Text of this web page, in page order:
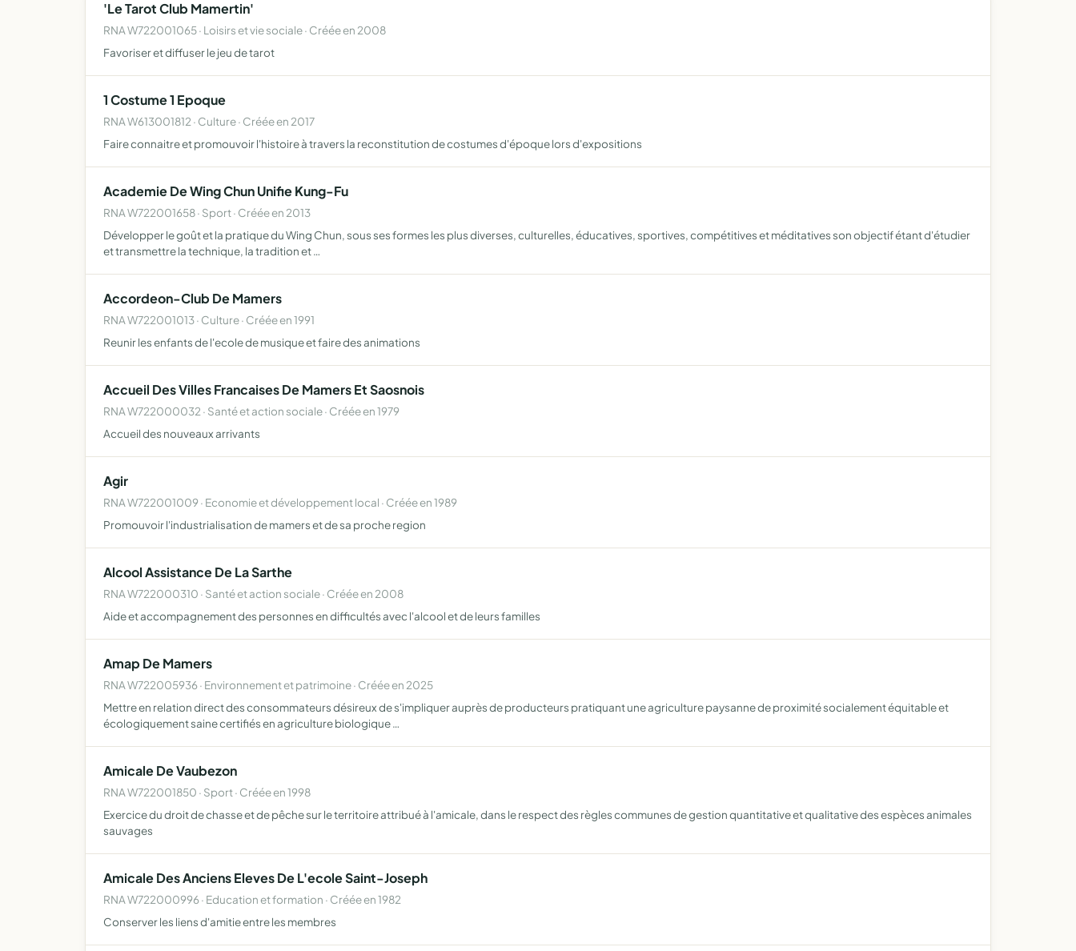
'Le Tarot Club Mamertin'
RNA W722001065 · Loisirs et vie sociale · Créée en 2008
Favoriser et diffuser le jeu de tarot
1 Costume 1 Epoque
RNA W613001812 · Culture · Créée en 2017
Faire connaitre et promouvoir l'histoire à travers la reconstitution de costumes d'époque lors d'expositions
Academie De Wing Chun Unifie Kung-Fu
RNA W722001658 · Sport · Créée en 2013
Développer le goût et la pratique du Wing Chun, sous ses formes les plus diverses, culturelles, éducatives, sportives, compétitives et méditatives son objectif étant d'étudier
et transmettre la technique, la tradition et …
Accordeon-Club De Mamers
RNA W722001013 · Culture · Créée en 1991
Reunir les enfants de l'ecole de musique et faire des animations
Accueil Des Villes Francaises De Mamers Et Saosnois
RNA W722000032 · Santé et action sociale · Créée en 1979
Accueil des nouveaux arrivants
Agir
RNA W722001009 · Economie et développement local · Créée en 1989
Promouvoir l'industrialisation de mamers et de sa proche region
Alcool Assistance De La Sarthe
RNA W722000310 · Santé et action sociale · Créée en 2008
Aide et accompagnement des personnes en difficultés avec l'alcool et de leurs familles
Amap De Mamers
RNA W722005936 · Environnement et patrimoine · Créée en 2025
Mettre en relation direct des consommateurs désireux de s'impliquer auprès de producteurs pratiquant une agriculture paysanne de proximité socialement équitable et
écologiquement saine certifiés en agriculture biologique …
Amicale De Vaubezon
RNA W722001850 · Sport · Créée en 1998
Exercice du droit de chasse et de pêche sur le territoire attribué à l'amicale, dans le respect des règles communes de gestion quantitative et qualitative des espèces animales
sauvages
Amicale Des Anciens Eleves De L'ecole Saint-Joseph
RNA W722000996 · Education et formation · Créée en 1982
Conserver les liens d'amitie entre les membres